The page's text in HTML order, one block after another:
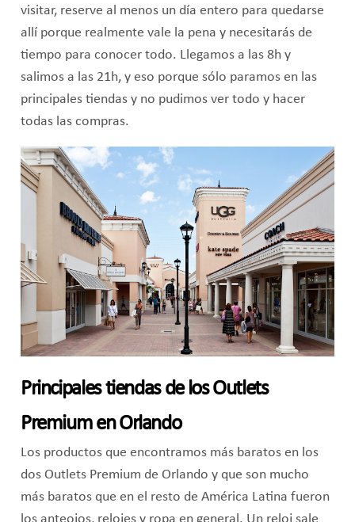
visitar, reserve al menos un día entero para quedarse
allí porque realmente vale la pena y necesitarás de
tiempo para conocer todo. Llegamos a las 8h y
salimos a las 21h, y eso porque sólo paramos en las
principales tiendas y no pudimos ver todo y hacer
todas las compras.
Principales tiendas de los Outlets
Premium en Orlando
Los productos que encontramos más baratos en los
dos Outlets Premium de Orlando y que son mucho
más baratos que en el resto de América Latina fueron
los anteojos, relojes y ropa en general. Un reloj sale